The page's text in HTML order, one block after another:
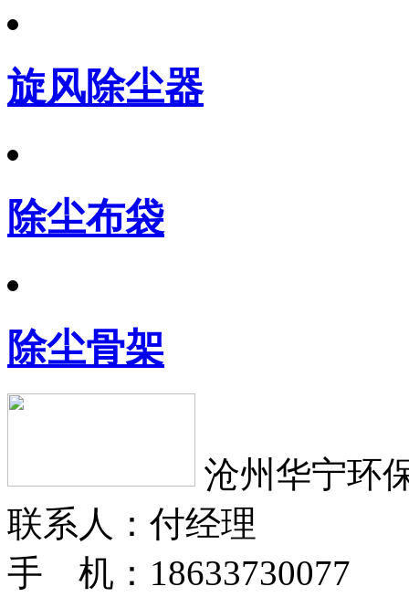
旋风除尘器
除尘布袋
除尘骨架
沧州华宁环
联系人：付经理
手 机：18633730077